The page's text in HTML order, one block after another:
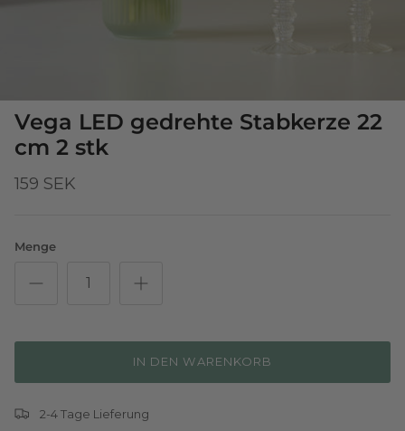
Vega LED gedrehte Stabkerze 22
cm 2 stk
159 SEK
Menge
IN DEN WARENKORB
2-4 Tage Lieferung